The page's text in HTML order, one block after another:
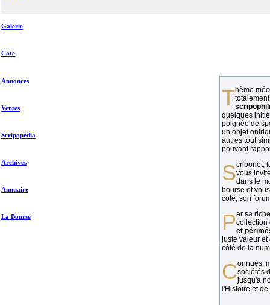
Galerie
Cote
Annonces
Ventes
Scripopédia
Archives
Annuaire
La Bourse
Thème méconnu des collectionneurs et
quelques
poignée de
un objet
autres tout
pouvant
vous
dans le
bourse et
cote, son
Par sa richesse et sa diversité, lacollection
et
juste valeur et
côté de la
Connues, méconnues, ou inconnues, lessociétés
jusqu'à
l'Histoire et